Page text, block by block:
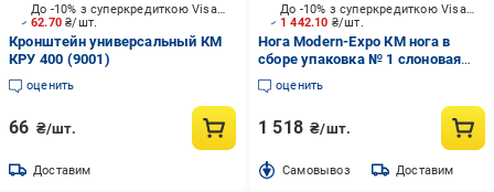
62.70₴/шт.
До -10% з суперкредиткою Visa Вигода
Кронштейн универсальный КМ
КРУ 400 (9001)
оценить
66 ₴/шт.
Доставим
1 442.10 ₴/шт.
До -10% з суперкредиткою Visa Вигода
Нога Modern-Expo КМ нога в
сборе упаковка № 1 слоновая
кость
оценить
1 518 ₴/шт.
Cамовывоз Доставим